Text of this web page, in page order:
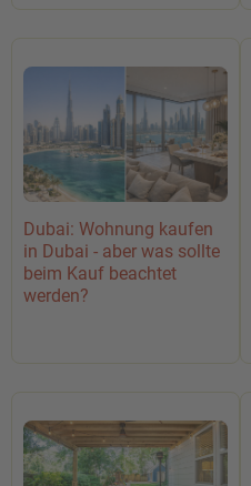
Dubai: Wohnung kaufen
in Dubai - aber was sollte
beim Kauf beachtet
werden?